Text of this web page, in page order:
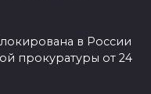
в России
прокуратуры от 24